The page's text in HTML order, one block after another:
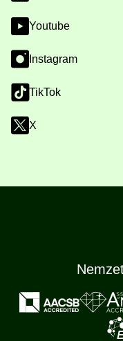
Youtube
Instagram
TikTok
X